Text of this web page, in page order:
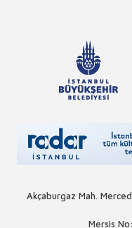
Akçaburgaz Mah.
Mersis